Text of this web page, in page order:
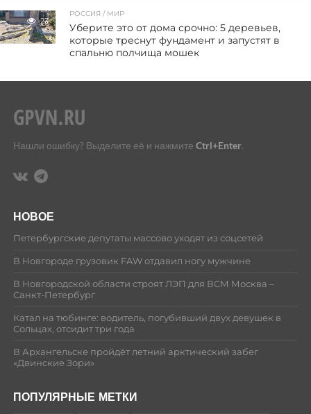
23
РОССИЯ / МИР
Уберите это от дома срочно: 5 деревьев,
которые треснут фундамент и запустят в
спальню полчища мошек
Нашли ошибку? Выделите её и нажмите Ctrl+Enter.
НОВОЕ
Петербургские депутаты массово уходят из соцсетей
В Новгороде грузовик FAW отдавил ногу мужчине
В Новгородской области строят ЛЭП для ВСМ Москва –
Санкт-Петербург
Катал на тюбинге: водитель, погубивший двух девушек в
Сольцах, отсидит три года
В Архангельске пройдёт летний арктический забег
«Двинские Зори»
ПОПУЛЯРНЫЕ МЕТКИ